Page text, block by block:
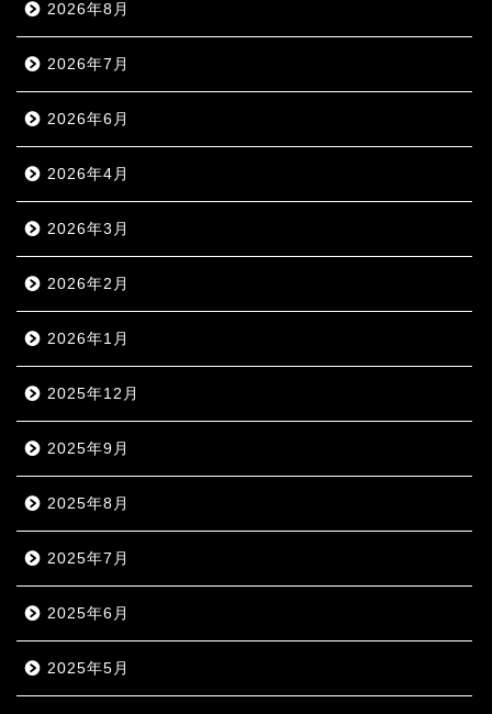
2026年8月
2026年7月
2026年6月
2026年4月
2026年3月
2026年2月
2026年1月
2025年12月
2025年9月
2025年8月
2025年7月
2025年6月
2025年5月